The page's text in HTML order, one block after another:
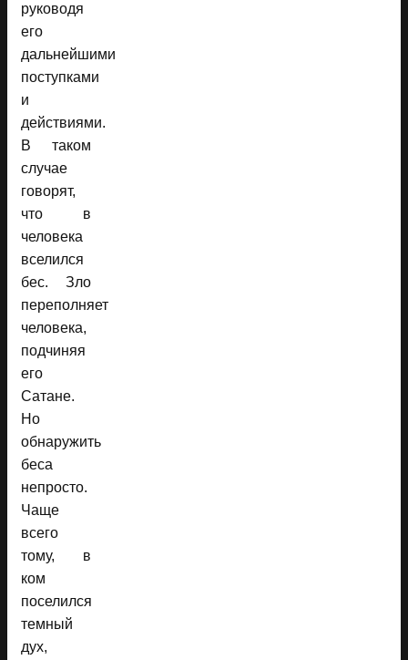
руководя
его
дальнейшими
поступками
и
действиями.
В таком
случае
говорят,
что в
человека
вселился
бес. Зло
переполняет
человека,
подчиняя
его
Сатане.
Но
обнаружить
беса
непросто.
Чаще
всего
тому, в
ком
поселился
темный
дух,